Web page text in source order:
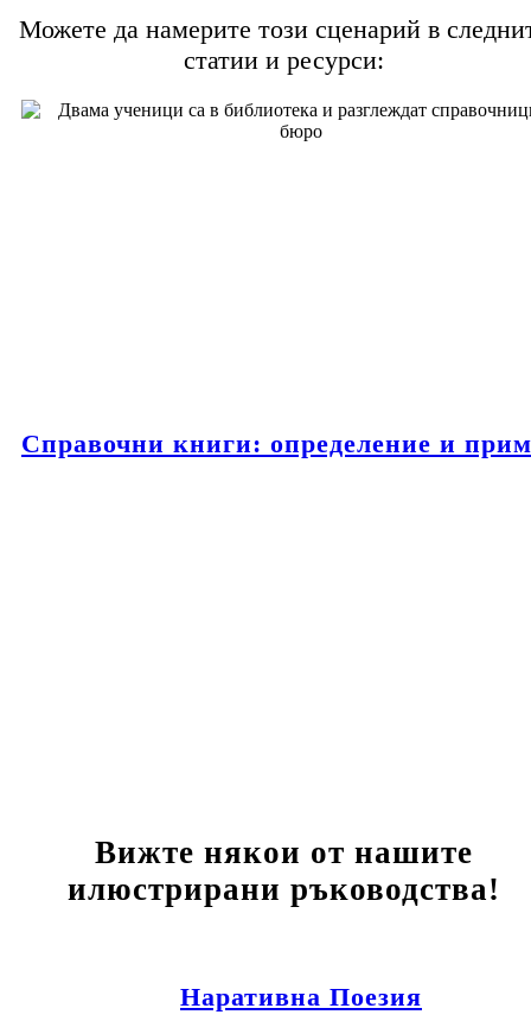
Можете да намерите този сценарий в
статии и ресурси:
Справочни книги: определение и
Вижте някои от нашите
илюстрирани ръководства!
Наративна Поезия